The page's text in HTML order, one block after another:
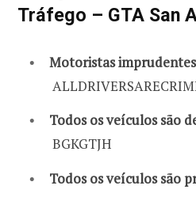
Tráfego – GTA San
Motoristas
Todos os veículos são
BGKGTJH
Todos os veículos são